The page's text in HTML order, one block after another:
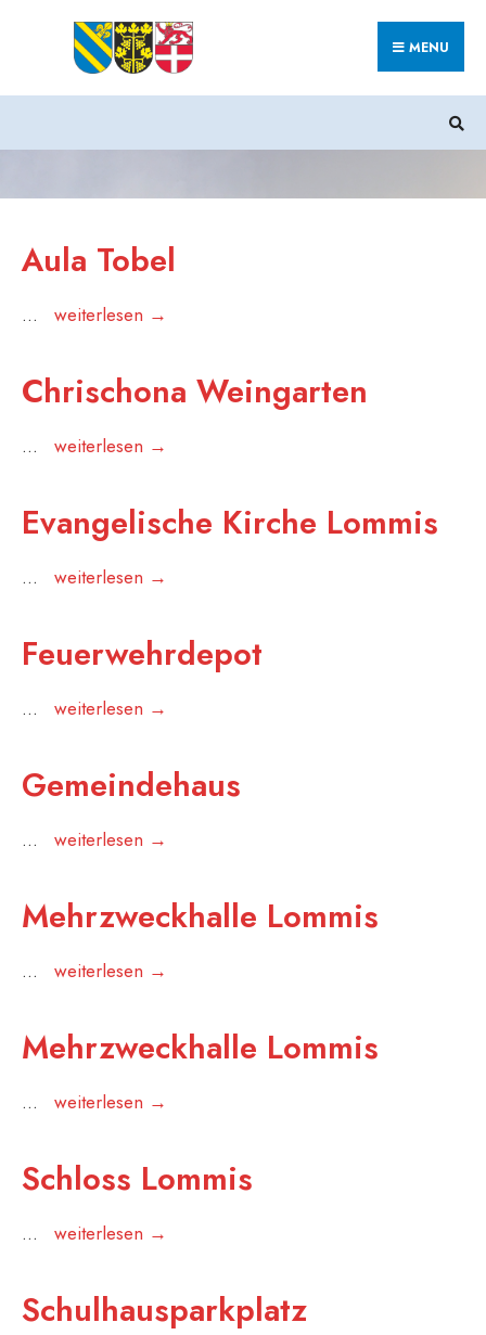
MENU
Aula Tobel
... weiterlesen →
Chrischona Weingarten
... weiterlesen →
Evangelische Kirche Lommis
... weiterlesen →
Lommis
Feuerwehrdepot
... weiterlesen →
Gemeindehaus
... weiterlesen →
Mehrzweckhalle Lommis
... weiterlesen →
Mehrzweckhalle Lommis
... weiterlesen →
Schloss Lommis
... weiterlesen →
Schulhausparkplatz
Search
for: